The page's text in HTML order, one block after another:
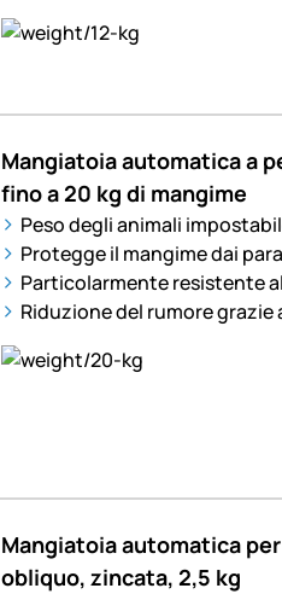
Mangiatoia automatica a
fino a 20 kg di mangime
Peso degli animali
Protegge il mangime dai
Particolarmente resistente
Riduzione del rumore
Mangiatoia automatica
obliquo, zincata, 2,5 kg